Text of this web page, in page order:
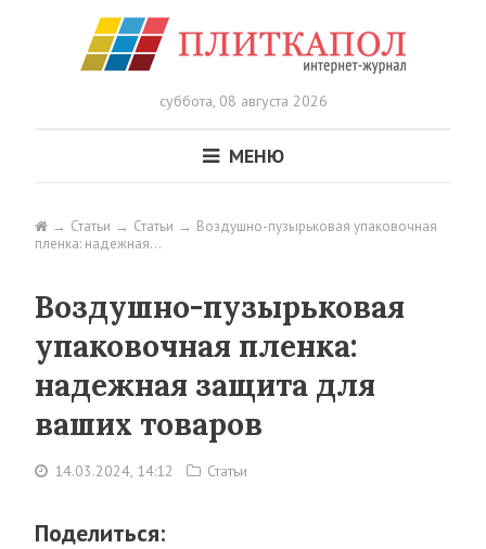
суббота,08 августа 2026
МЕНЮ
Статьи Статьи
Воздушно-пузырьковая упаковочная
пленка: надежная…
Воздушно-пузырьковая
упаковочная пленка:
надежная защита для
ваших товаров
14.03.2024, 14:12 Статьи
Поделиться: